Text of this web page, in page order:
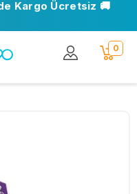
Kargo Ücretsiz 🚚
0